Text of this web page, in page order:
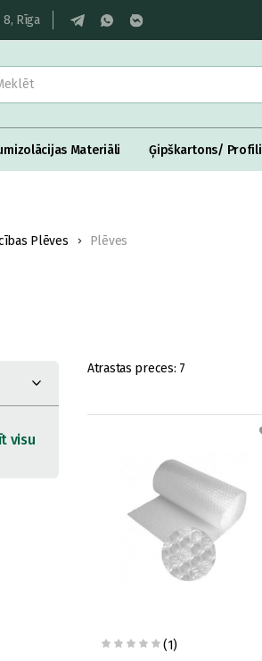
Rīga
Materiāli Ģipškartons/ Profili
Plēves Plēves
Atrastas preces: 7
(1)